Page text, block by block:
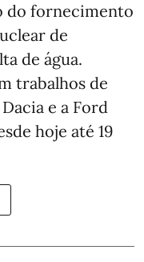
do fornecimento
de
de água.
trabalhos de
e a Ford
hoje até 19